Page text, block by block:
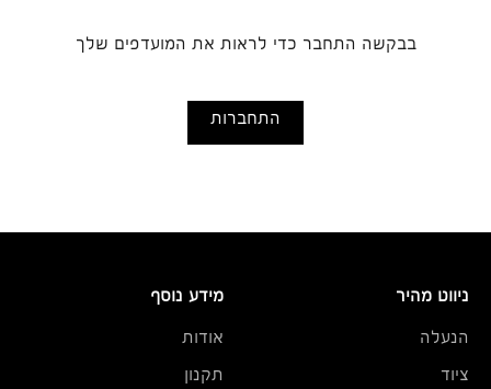
בבקשה התחבר כדי לראות את המועדפים שלך
התחברות
ניווט מהיר
הנעלה
ציוד
מידע נוסף
אודות
תקנון